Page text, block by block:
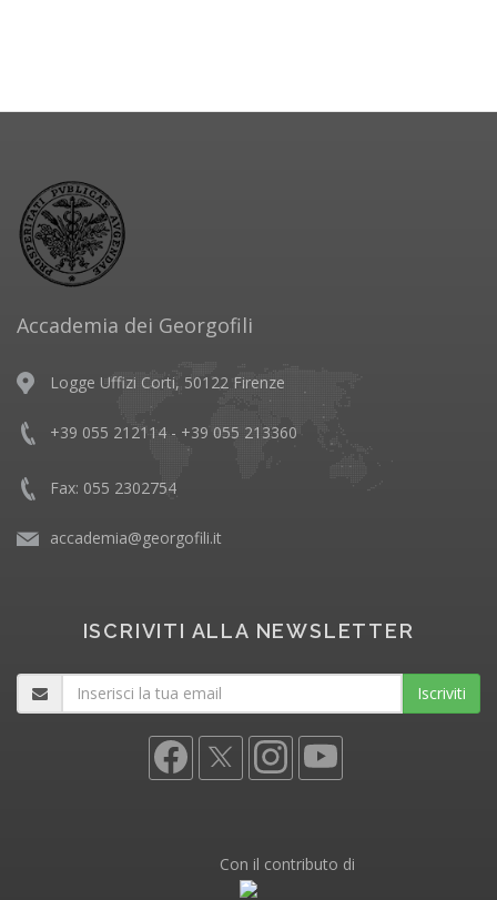
Accademia dei Georgofili
Logge Uffizi Corti, 50122 Firenze
+39 055 212114 - +39 055 213360
Fax: 055 2302754
accademia@georgofili.it
ISCRIVITI ALLA NEWSLETTER
Iscriviti
Con il contributo di